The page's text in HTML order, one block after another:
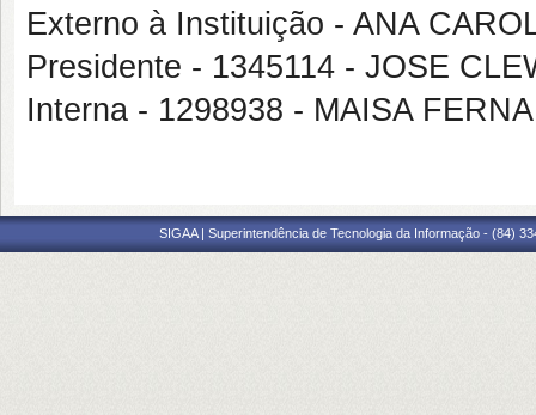
Externo à Instituição - ANA
Presidente - 1345114 - JOSE
Interna - 1298938 - MAISA
SIGAA | Superintendência de Tecnologia da Informação - (84)